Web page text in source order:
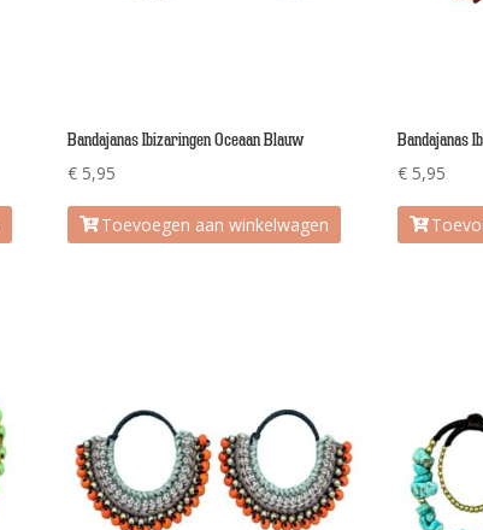
Bandajanas Ibizaringen Oceaan Blauw
€ 5,95
Toevoegen aan winkelwagen
Bandajanas
€5,95